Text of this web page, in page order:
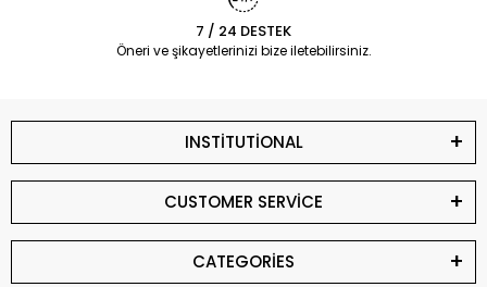
7 / 24 DESTEK
Öneri ve şikayetlerinizi bize iletebilirsiniz.
INSTİTUTİONAL
CUSTOMER SERVİCE
CATEGORİES